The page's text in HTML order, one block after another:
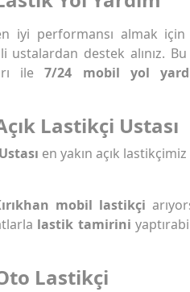
iyi performansı almak
destek alınız.
ile7/24 mobil yol
Lastikçi Ustası
en yakın açık
mobil lastikçi
lastik tamirini
Lastikçi